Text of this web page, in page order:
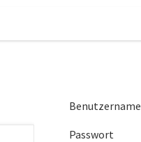
Benutzername
Passwort